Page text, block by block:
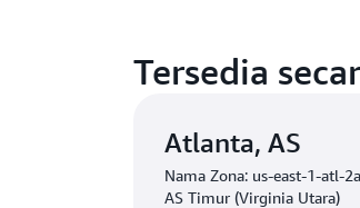
Tersedia
Atlanta, AS
Nama Zona: us-east-1-atl-
AS Timur (Virginia Utara)